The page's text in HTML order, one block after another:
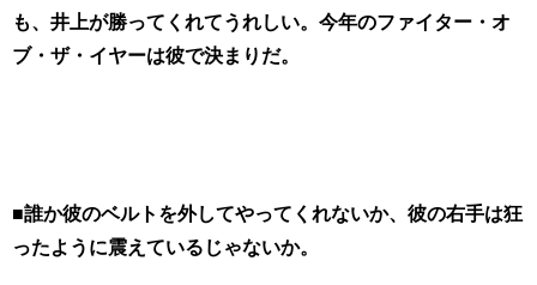
も、井上が勝ってくれてうれしい。今年のファイター・オ
ブ・ザ・イヤーは彼で決まりだ。
■誰か彼のベルトを外してやってくれないか、彼の右手は狂
ったように震えているじゃないか。